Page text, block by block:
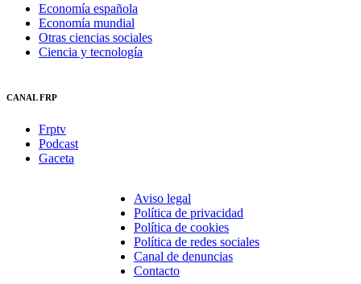
Economía española
Economía mundial
Otras ciencias sociales
Ciencia y tecnología
CANAL FRP
Frptv
Podcast
Gaceta
Aviso legal
Política de privacidad
Política de cookies
Política de redes sociales
Canal de denuncias
Contacto